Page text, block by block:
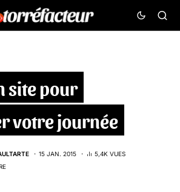
site pour
votre journée
15 JAN. 2015
5,4K VUES